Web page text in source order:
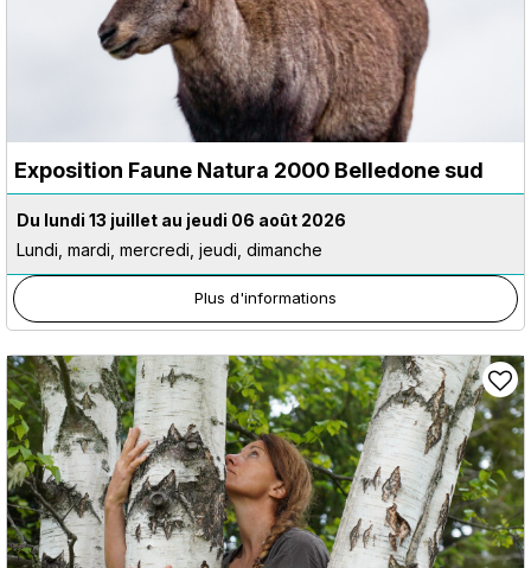
Exposition Faune Natura 2000 Belledone sud
Du lundi 13 juillet au jeudi 06 août 2026
Lundi, mardi, mercredi, jeudi, dimanche
Plus d'informations